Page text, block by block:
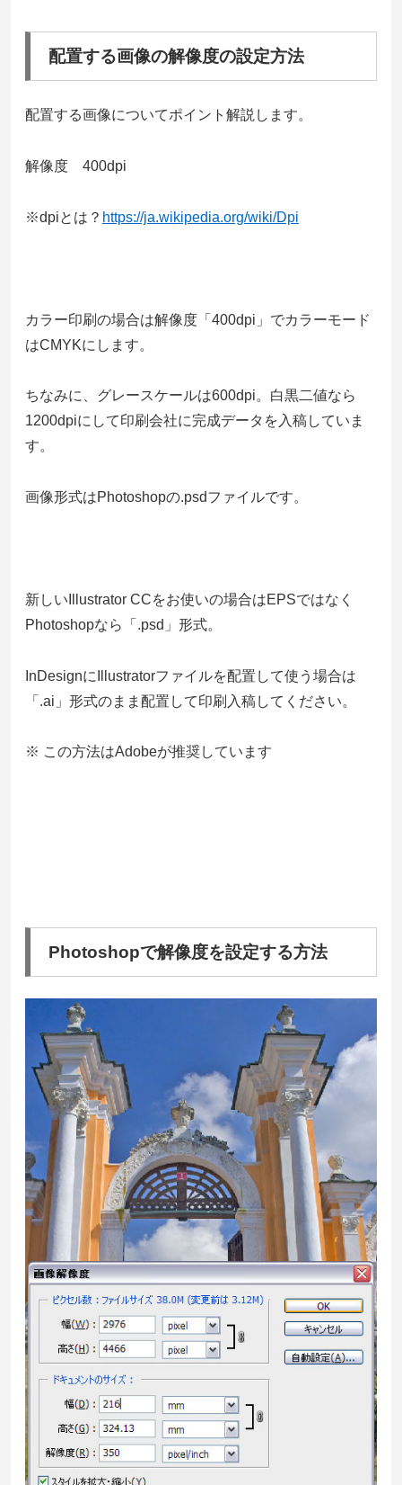
配置する画像の解像度の設定方法
配置する画像についてポイント解説します。
解像度 400dpi
※dpiとは？ https://ja.wikipedia.org/wiki/Dpi
カラー印刷の場合は解像度「400dpi」でカラーモード
はCMYKにします。
ちなみに、グレースケールは600dpi。白黒二値なら
1200dpiにして印刷会社に完成データを入稿していま
す。
画像形式はPhotoshopの.psdファイルです。
新しいIllustrator CCをお使いの場合はEPSではなく
Photoshopなら「.psd」形式。
InDesignにIllustratorファイルを配置して使う場合は
「.ai」形式のまま配置して印刷入稿してください。
※ この方法はAdobeが推奨しています
Photoshopで解像度を設定する方法